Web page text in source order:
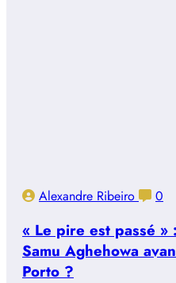
Alexandre Ribeiro 0
« Le pire est passé
Samu Aghehowa
Porto ?